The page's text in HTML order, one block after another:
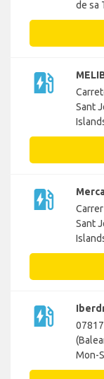
de sa
ev_station
Sant
ev_station
Sant
ev_station
Mon-